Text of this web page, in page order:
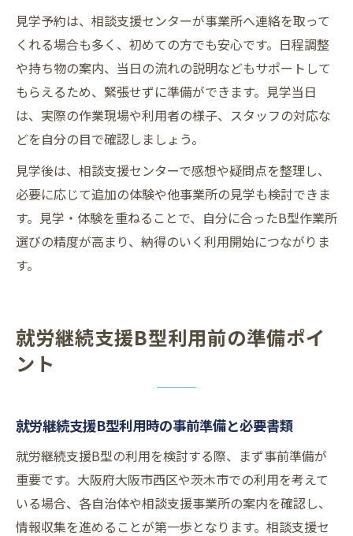
見学予約は、相談支援センターが事業所へ連絡を取って
くれる場合も多く、初めての方でも安心です。日程調整
や持ち物の案内、当日の流れの説明などもサポートして
もらえるため、緊張せずに準備ができます。見学当日
は、実際の作業現場や利用者の様子、スタッフの対応な
どを自分の目で確認しましょう。
見学後は、相談支援センターで感想や疑問点を整理し、
必要に応じて追加の体験や他事業所の見学も検討できま
す。見学・体験を重ねることで、自分に合ったB型作業所
選びの精度が高まり、納得のいく利用開始につながりま
す。
就労継続支援B型利用前の準備ポイ
ント
就労継続支援B型利用時の事前準備と必要書類
就労継続支援B型の利用を検討する際、まず事前準備が
重要です。大阪府大阪市西区や茨木市での利用を考えて
いる場合、各自治体や相談支援事業所の案内を確認し、
情報収集を進めることが第一歩となります。相談支援セ